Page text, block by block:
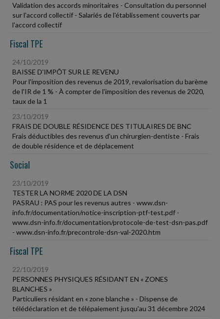
Validation des accords minoritaires - Consultation du personnel
sur l'accord collectif - Salariés de l'établissement couverts par
l'accord collectif
Fiscal TPE
24/10/2019
BAISSE D'IMPÔT SUR LE REVENU
Pour l'imposition des revenus de 2019, revalorisation du barème
de l'IR de 1 % - À compter de l'imposition des revenus de 2020,
taux de la 1
23/10/2019
FRAIS DE DOUBLE RÉSIDENCE DES TITULAIRES DE BNC
Frais déductibles des revenus d'un chirurgien-dentiste - Frais
de double résidence et de déplacement
Social
23/10/2019
TESTER LA NORME 2020 DE LA DSN
PASRAU : PAS pour les revenus autres - www.dsn-
info.fr/documentation/notice-inscription-ptf-test.pdf -
www.dsn-info.fr/documentation/protocole-de-test-dsn-pas.pdf
- www.dsn-info.fr/precontrole-dsn-val-2020.htm
Fiscal TPE
22/10/2019
PERSONNES PHYSIQUES RÉSIDANT EN « ZONES
BLANCHES »
Particuliers résidant en « zone blanche » - Dispense de
télédéclaration et de télépaiement jusqu'au 31 décembre 2024